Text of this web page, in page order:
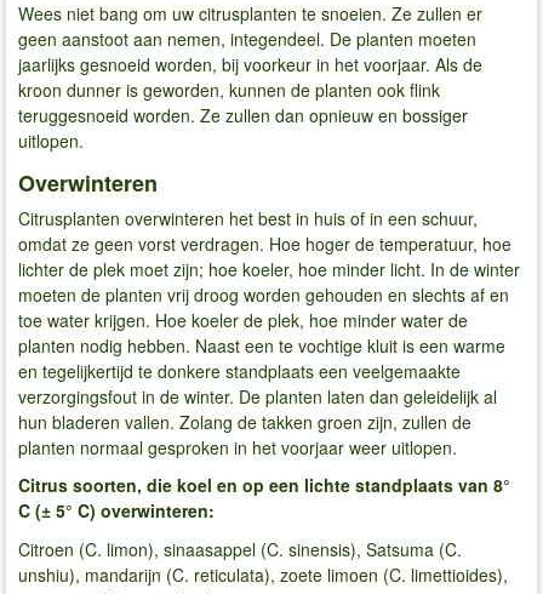
Wees niet bang om uw citrusplanten te snoeien. Ze zullen er
geen aanstoot aan nemen, integendeel. De planten moeten
jaarlijks gesnoeid worden, bij voorkeur in het voorjaar. Als de
kroon dunner is geworden, kunnen de planten ook flink
teruggesnoeid worden. Ze zullen dan opnieuw en bossiger
uitlopen.
Overwinteren
Citrusplanten overwinteren het best in huis of in een schuur,
omdat ze geen vorst verdragen. Hoe hoger de temperatuur, hoe
lichter de plek moet zijn; hoe koeler, hoe minder licht. In de winter
moeten de planten vrij droog worden gehouden en slechts af en
toe water krijgen. Hoe koeler de plek, hoe minder water de
planten nodig hebben. Naast een te vochtige kluit is een warme
en tegelijkertijd te donkere standplaats een veelgemaakte
verzorgingsfout in de winter. De planten laten dan geleidelijk al
hun bladeren vallen. Zolang de takken groen zijn, zullen de
planten normaal gesproken in het voorjaar weer uitlopen.
Citrus soorten, die koel en op een lichte standplaats van 8°
C (± 5° C) overwinteren:
Citroen (C. limon), sinaasappel (C. sinensis), Satsuma (C.
unshiu), mandarijn (C. reticulata), zoete limoen (C. limettioides),